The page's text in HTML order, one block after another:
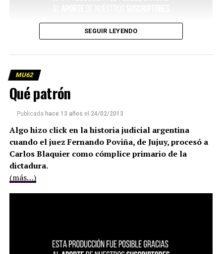
SEGUIR LEYENDO
MU62
Qué patrón
Publicada hace 13 años el 24/02/2013
Algo hizo click en la historia judicial argentina
cuando el juez Fernando Poviña, de Jujuy, procesó a
Carlos Blaquier como cómplice primario de la
dictadura.
(más…)